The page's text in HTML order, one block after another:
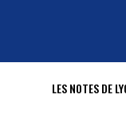
LES NOTES DE